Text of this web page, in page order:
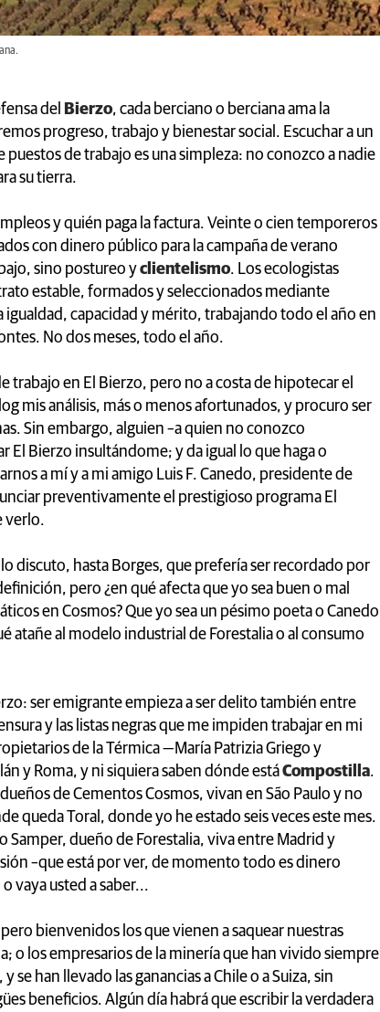
del Bierzo, cada berciano o berciana ama la
progreso, trabajo y bienestar social. Escuchar a un
puestos de trabajo es una simpleza: no conozco a nadie
su tierra.
y quién paga la factura. Veinte o cien temporeros
con dinero público para la campaña de verano
sino postureo yclientelismo. Los ecologistas
estable, formados y seleccionados mediante
capacidad y mérito, trabajando todo el año en
No dos meses, todo el año.
trabajo en El Bierzo, pero no a costa de hipotecar el
mis análisis, más o menos afortunados, y procuro ser
Sin embargo, alguien –a quien no conozco
El Bierzo insultándome; y da igual lo que haga o
a mí y a mi amigo Luis F. Canedo, presidente de
preventivamente el prestigioso programa El
verlo.
discuto, hasta Borges, que prefería ser recordado por
pero ¿en qué afecta que yo sea buen o mal
en Cosmos? Que yo sea un pésimo poeta o Canedo
atañe al modelo industrial de Forestalia o al consumo
ser emigrante empieza a ser delito también entre
y las listas negras que me impiden trabajar en mi
de la Térmica —María Patrizia Griego y
y Roma, y ni siquiera saben dónde estáCompostilla.
de Cementos Cosmos, vivan en São Paulo y no
queda Toral, donde yo he estado seis veces este mes.
Samper, dueño de Forestalia, viva entre Madrid y
–que está por ver, de momento todo es dinero
vaya usted a saber...
pero bienvenidos los que vienen a saquear nuestras
o los empresarios de la minería que han vivido siempre
se han llevado las ganancias a Chile o a Suiza, sin
beneficios. Algún día habrá que escribir la verdadera